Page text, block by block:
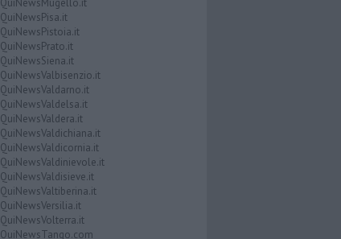
QuiNewsMugello.it
QuiNewsPisa.it
QuiNewsPistoia.it
QuiNewsPrato.it
QuiNewsSiena.it
QuiNewsValbisenzio.it
QuiNewsValdarno.it
QuiNewsValdelsa.it
QuiNewsValdera.it
QuiNewsValdichiana.it
QuiNewsValdicornia.it
QuiNewsValdinievole.it
QuiNewsValdisieve.it
QuiNewsValtiberina.it
QuiNewsVersilia.it
QuiNewsVolterra.it
QuiNewsTango.com